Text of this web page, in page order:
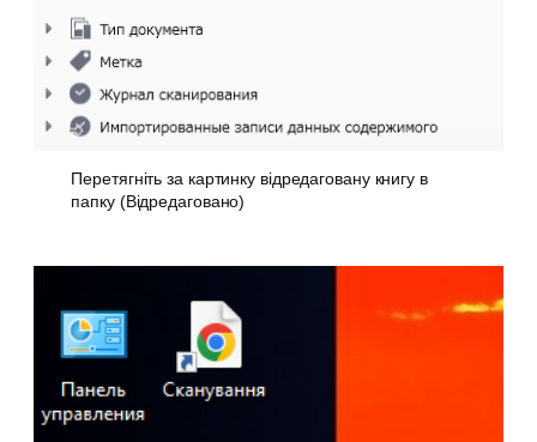
Перетягніть за картинку відредаговану книгу в
папку (Відредаговано)